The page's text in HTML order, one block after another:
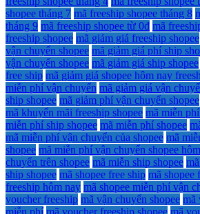
shopee tháng 7 mã freeship shopee tháng 8
tháng 9 mã freeship shopee từ 0đ mã
freeship shopee mã giảm giá freeship shopee
vận chuyển shopee mã giảm giá phí ship
vận chuyển shopee mã giảm giá ship shopee
free ship mã giảm giá shopee hôm nay
miễn phí vận chuyển mã giảm giá vận
ship shopee mã giảm phí vận chuyển shopee
mã khuyến mãi freeship shopee mã miễn
miễn phí ship shopee mã miễn phí shopee
mã miễn phí vận chuyển của shopee mã
shopee mã miễn phí vận chuyển shopee
chuyển trên shopee mã miễn ship shopee
ship shopee mã shopee free ship mã shopee
freeship hôm nay mã shopee miễn phí vận
voucher freeship mã vận chuyển shopee mã
miễn phí mã voucher freeship shopee mã